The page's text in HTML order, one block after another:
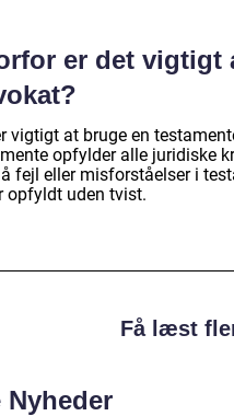
er det vigtigt
vigtigt at bruge en
opfylder alle juridiske
fejl eller misforståelser i
opfyldt uden tvist.
Få læst
Nyheder